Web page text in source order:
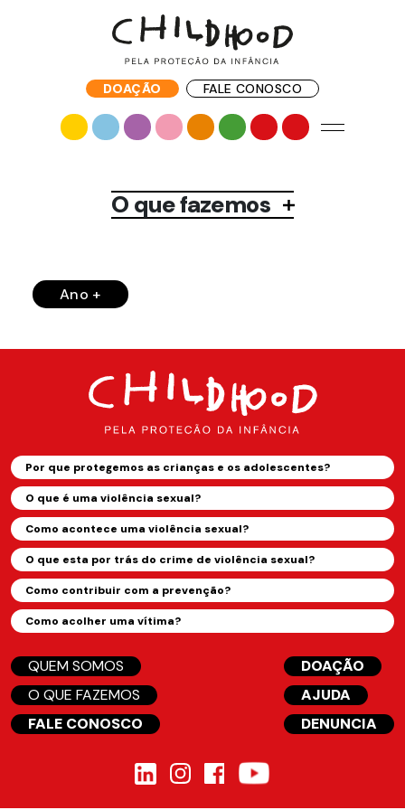
DOAÇÃO FALE CONOSCO
O que fazemos
Ano +
Por que protegemos as crianças e os adolescentes?
O que é uma violência sexual?
Como acontece uma violência sexual?
O que esta por trás do crime de violência sexual?
Como contribuir com a prevenção?
Como acolher uma vítima?
QUEM SOMOS
O QUE FAZEMOS
FALE CONOSCO
DOAÇÃO
AJUDA
DENUNCIA